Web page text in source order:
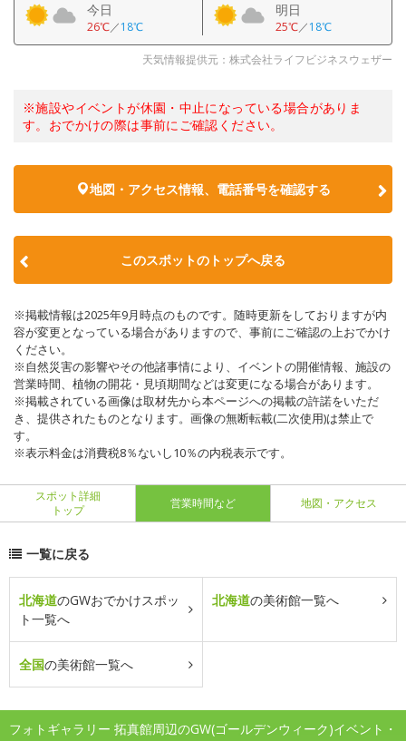
今日
26℃／18℃
明日
25℃／18℃
天気情報提供元：株式会社ライフビジネスウェザー
※施設やイベントが休園・中止になっている場合がありま
す。おでかけの際は事前にご確認ください。
地図・アクセス情報、電話番号を確認する
このスポットのトップへ戻る
※掲載情報は2025年9月時点のものです。随時更新をしておりますが内
容が変更となっている場合がありますので、事前にご確認の上おでかけ
ください。
※自然災害の影響やその他諸事情により、イベントの開催情報、施設の
営業時間、植物の開花・見頃期間などは変更になる場合があります。
※掲載されている画像は取材先から本ページへの掲載の許諾をいただ
き、提供されたものとなります。画像の無断転載(二次使用)は禁止で
す。
※表示料金は消費税8％ないし10％の内税表示です。
スポット詳細
トップ
営業時間など 地図・アクセス
一覧に戻る
北海道のGWおでかけスポッ
ト一覧へ
北海道の美術館一覧へ
全国の美術館一覧へ
フォトギャラリー 拓真館周辺のGW(ゴールデンウィーク)イベント・